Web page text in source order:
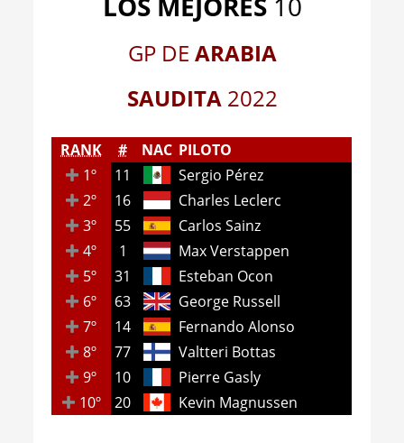
GP DE ARABIA
SAUDITA 2022
RANK # NAC PILOTO
1º
11
Sergio Pérez
2º
16
Charles Leclerc
3º
55
Carlos Sainz
4º
1
Max Verstappen
5º
31
Esteban Ocon
6º
63
George Russell
7º
14
Fernando Alonso
8º
77
Valtteri Bottas
9º
10
Pierre Gasly
10º
20 Kevin Magnussen